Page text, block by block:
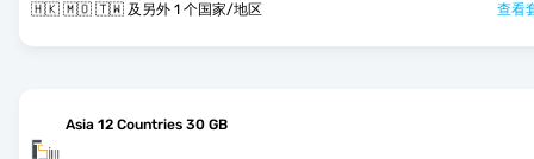
🇭🇰 🇲🇴 🇹🇼 及另外 1 个国家/地区 查看
Asia 12 Countries 30 GB